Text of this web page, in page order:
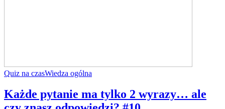
Quiz na czasWiedza ogólna
Każde pytanie ma tylko 2 wyrazy… ale